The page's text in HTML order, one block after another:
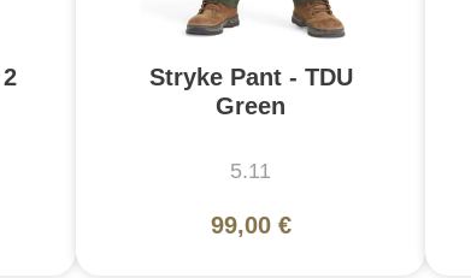
Stryke Pant - TDU
Green
5.11
99,00 €